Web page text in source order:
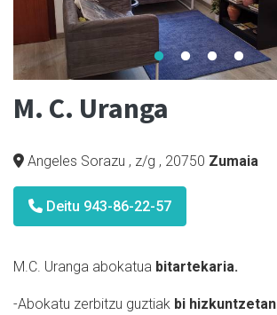
M. C. Uranga
Angeles Sorazu , z/g , 20750 Zumaia
Deitu 943-86-22-57
M.C. Uranga abokatua bitartekaria.
-Abokatu zerbitzu guztiak bi hizkuntzetan